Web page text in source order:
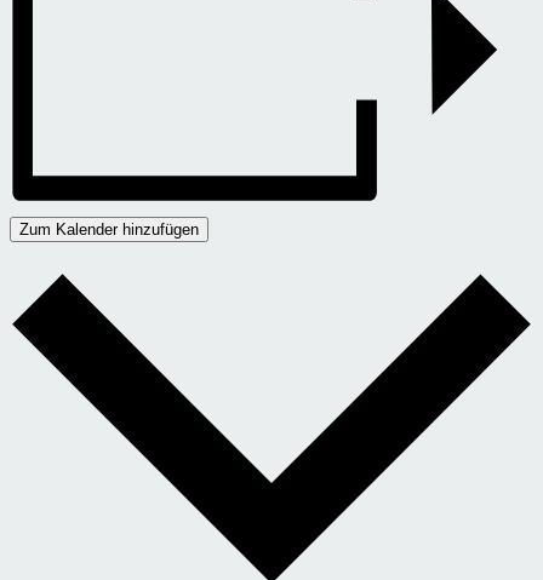
Zum Kalender hinzufügen